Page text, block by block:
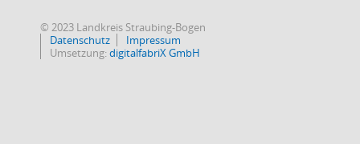
© 2023 Landkreis Straubing-Bogen
Datenschutz
Impressum
Umsetzung:digitalfabriX GmbH